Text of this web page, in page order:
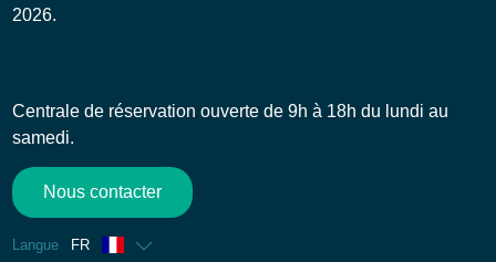
2026.
Centrale de réservation ouverte de 9h à 18h du lundi au
samedi.
Nous contacter
Langue FR